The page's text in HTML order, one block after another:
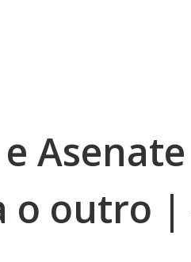
e
o outro |